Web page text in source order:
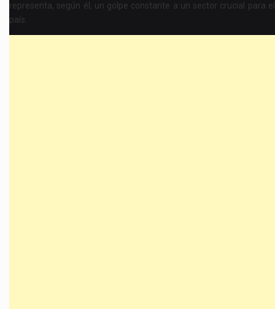
representa, según él, un golpe constante a un sector crucial para el
país.